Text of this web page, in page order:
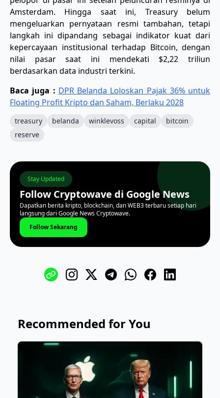
Amsterdam. Hingga saat ini, Treasury belum
mengeluarkan pernyataan resmi tambahan, tetapi
langkah ini dipandang sebagai indikator kuat dari
kepercayaan institusional terhadap Bitcoin, dengan
nilai pasar saat ini mendekati $2,22 triliun
berdasarkan data industri terkini.
Baca juga : DPR Belanda Loloskan Pajak 36% untuk
Floating Profit Kripto dan Saham, Berlaku 2028
treasury belanda winklevoss capital
bitcoin
reserve
Stay Updated
Follow Cryptowave di Google News
Dapatkan berita kripto, blockchain, dan WEB3 terbaru setiap hari
langsung dari Google News Cryptowave.
Follow Sekarang
Recommended for You